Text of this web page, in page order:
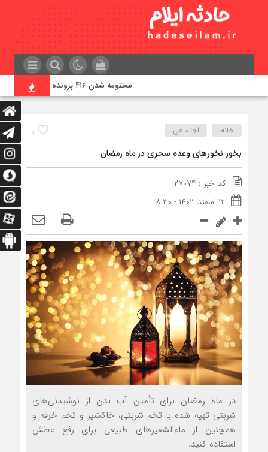
مختومه شدن ۴۱۶ پرونده در هیئت‌های صلح ایلام
۹ خانه اجتماعی
بخور نخورهای وعده سحری در ماه رمضان
کد خبر : ۲۷۰۷۴
۱۲ اسفند ۱۴۰۳ - ۸:۳۰
در ماه رمضان برای تأمین آب بدن از نوشیدنی‌های
شربتی تهیه شده با تخم شربتی، خاکشیر و تخم خرفه و
همچنین از ماءالشعیرهای طبیعی برای رفع عطش
استفاده کنید.